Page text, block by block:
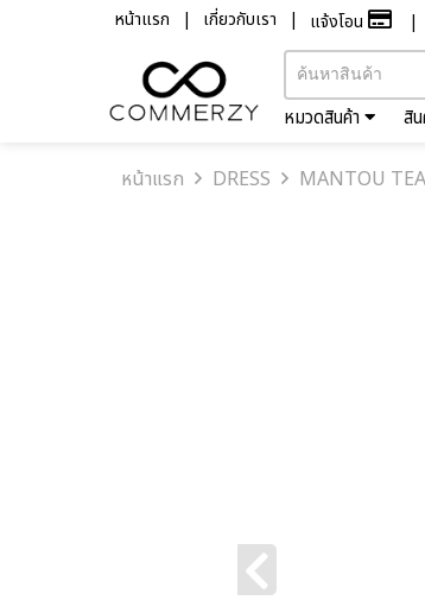
หน้าแรก เกี่ยวกับเรา แจ้งโอน
หมวดสินค้า สิ
หน้าแรก DRESS MANTOU